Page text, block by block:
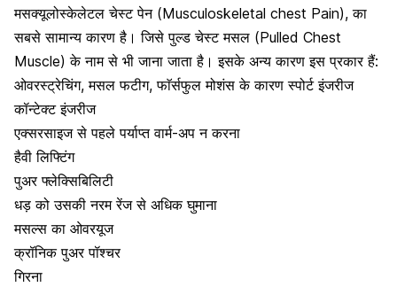
मसक्यूलोस्केलेटल चेस्ट पेन (Musculoskeletal chest Pain), का
सबसे सामान्य कारण है। जिसे पुल्ड चेस्ट मसल (Pulled Chest
Muscle) के नाम से भी जाना जाता है। इसके अन्य कारण इस प्रकार हैं:
ओवरस्ट्रेचिंग, मसल फटीग, फाॅर्सफुल मोशंस के कारण स्पोर्ट इंजरीज
कॉन्टेक्ट इंजरीज
एक्सरसाइज से पहले पर्याप्त वार्म-अप न करना
हैवी लिफ्टिंग
पुअर फ्लेक्सिबिलिटी
धड़ को उसकी नरम रेंज से अधिक घुमाना
मसल्स का ओवरयूज
क्रॉनिक पुअर पॉश्चर
गिरना